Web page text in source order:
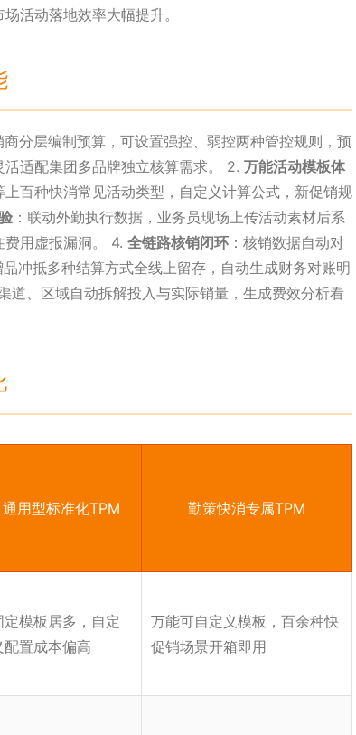
活动落地效率大幅提升。
商分层编制预算，可设置强控、弱控两种管控规则，预
适配集团多品牌独立核算需求。 2. 万能活动模板体
百种快消常见活动类型，自定义计算公式，新促销规
：联动外勤执行数据，业务员现场上传活动素材后系
用虚报漏洞。 4. 全链路核销闭环 ：核销数据自动对
冲抵多种结算方式全线上留存，自动生成财务对账明
道、区域自动拆解投入与实际销量，生成费效分析看
通用型标准化TPM 勤策快消专属TPM
定模板居多，自定
配置成本偏高
万能可自定义模板，百余种快
促销场景开箱即用